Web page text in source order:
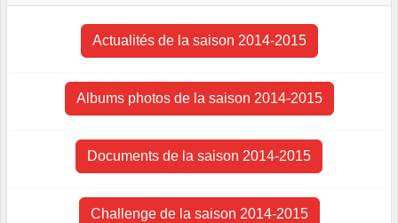
Actualités de la saison 2014-2015
Albums photos de la saison 2014-2015
Documents de la saison 2014-2015
Challenge de la saison 2014-2015